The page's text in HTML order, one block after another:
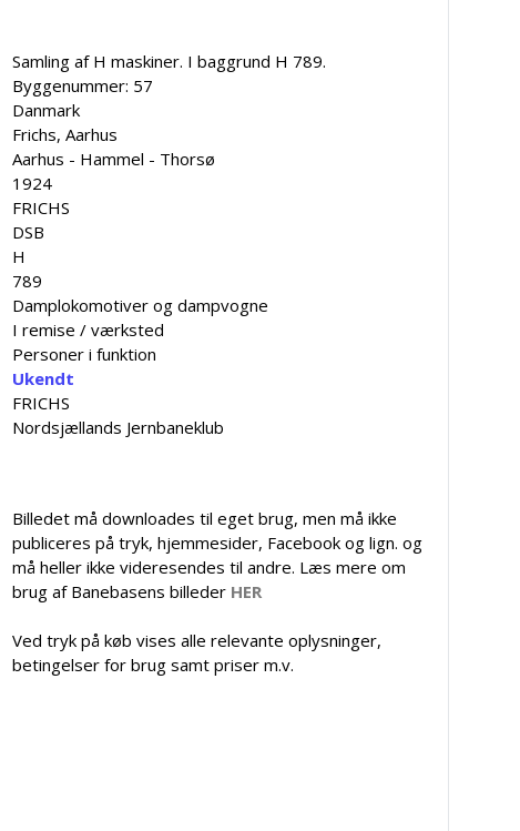
Samling af H maskiner. I baggrund H 789.
Byggenummer: 57
Danmark
Frichs, Aarhus
Aarhus - Hammel - Thorsø
1924
FRICHS
DSB
H
789
Damplokomotiver og dampvogne
I remise / værksted
Personer i funktion
Ukendt
FRICHS
Nordsjællands Jernbaneklub
Billedet må downloades til eget brug, men må ikke
publiceres på tryk, hjemmesider, Facebook og lign. og
må heller ikke videresendes til andre. Læs mere om
brug af Banebasens billeder HER
Ved tryk på køb vises alle relevante oplysninger,
betingelser for brug samt priser m.v.